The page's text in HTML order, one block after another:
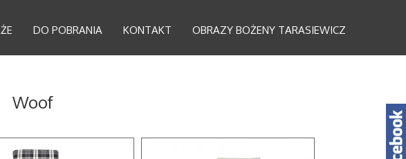
DO POBRANIA KONTAKT OBRAZY BOŻENY TARASIEWICZ
Woof